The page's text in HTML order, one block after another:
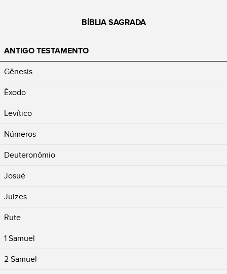
BÍBLIA SAGRADA
ANTIGO TESTAMENTO
Gênesis
Êxodo
Levítico
Números
Deuteronômio
Josué
Juizes
Rute
1 Samuel
2 Samuel